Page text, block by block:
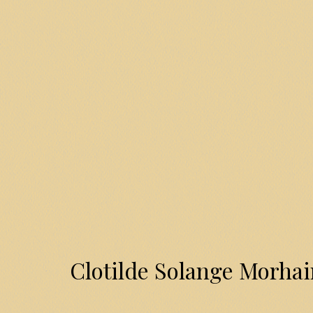
Clotilde Solange